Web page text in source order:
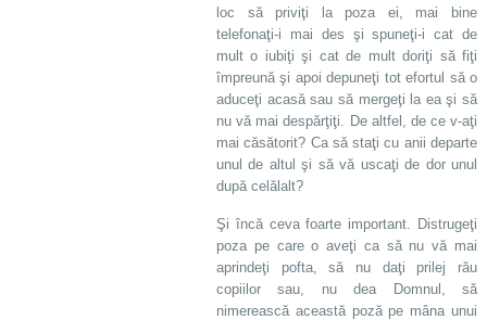
loc să priviţi la poza ei, mai bine
telefonaţi-i mai des şi spuneţi-i cat de
mult o iubiţi şi cat de mult doriţi să fiţi
împreună şi apoi depuneţi tot efortul să o
aduceţi acasă sau să mergeţi la ea şi să
nu vă mai despărţiţi. De altfel, de ce v-aţi
mai căsătorit? Ca să staţi cu anii departe
unul de altul şi să vă uscaţi de dor unul
după celălalt?
Şi încă ceva foarte important. Distrugeţi
poza pe care o aveţi ca să nu vă mai
aprindeţi pofta, să nu daţi prilej rău
copiilor sau, nu dea Domnul, să
nimerească această poză pe mâna unui